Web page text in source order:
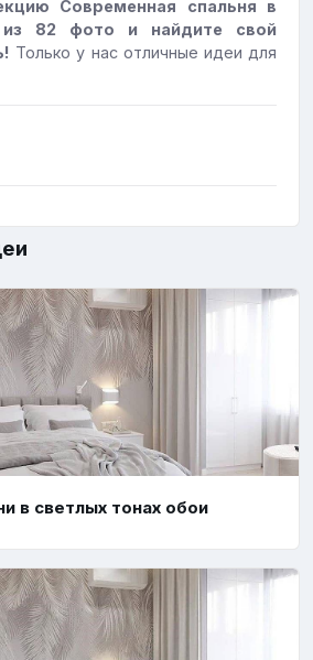
Современная спальня в
из 82 фото и найдите свой
Только у нас отличные идеи для
в светлых тонах обои